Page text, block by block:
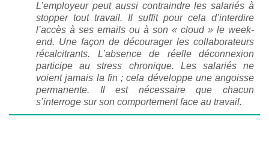
L’employeur peut aussi contraindre les salariés à
stopper tout travail. Il suffit pour cela d’interdire
l’accès à ses emails ou à son « cloud » le week-
end. Une façon de décourager les collaborateurs
récalcitrants. L’absence de réelle déconnexion
participe au stress chronique. Les salariés ne
voient jamais la fin ; cela développe une angoisse
permanente. Il est nécessaire que chacun
s’interroge sur son comportement face au travail.